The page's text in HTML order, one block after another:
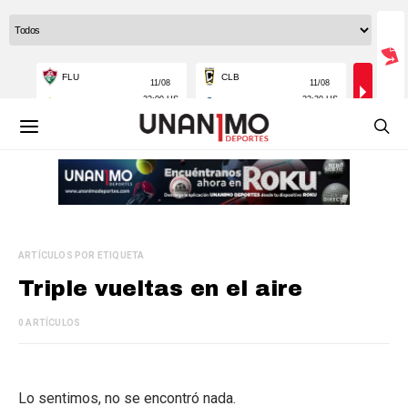
ARTÍCULOS POR ETIQUETA
Triple vueltas en el aire
0 ARTÍCULOS
Lo sentimos, no se encontró nada.